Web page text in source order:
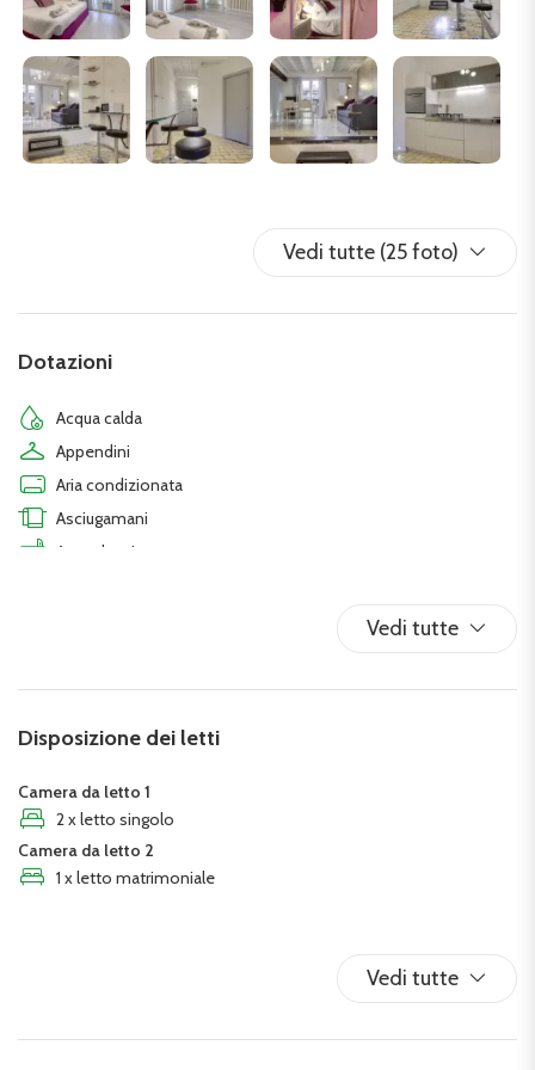
Santa Maria Novella.
Il Duomo di Firenze è a meno di 10 minuti a piedi.
Vedi tutte (25 foto)
Dotazioni
Acqua calda
Appendini
Aria condizionata
Asciugamani
Asse da stiro
Cucina
Doccia
Estintore
Ferro da stiro
Fornelli
Forno
Vedi tutte
Disposizione dei letti
Camera da letto 1
2 x letto singolo
Camera da letto 2
1 x letto matrimoniale
Vedi tutte